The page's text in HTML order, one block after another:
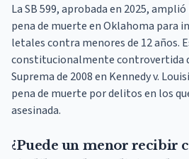
La SB 599, aprobada en 2025,
pena de muerte en Oklahoma para
letales contra menores de 12 años.
constitucionalmente controvertida
Suprema de 2008 en Kennedy v.
pena de muerte por delitos en los
asesinada.
¿Puede un menor recibir